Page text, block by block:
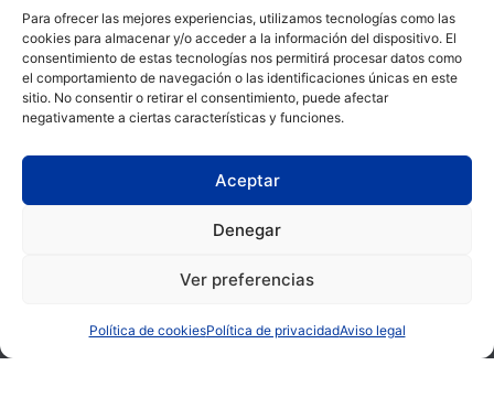
Para ofrecer las mejores experiencias, utilizamos tecnologías como las
cookies para almacenar y/o acceder a la información del dispositivo. El
consentimiento de estas tecnologías nos permitirá procesar datos como
el comportamiento de navegación o las identificaciones únicas en este
sitio. No consentir o retirar el consentimiento, puede afectar
negativamente a ciertas características y funciones.
Aceptar
Denegar
Ver preferencias
Política de cookiesPolítica de privacidadAviso legal
BALNEARI ****
Rocallaura (Lleida)
973 330 632
PLAZA HOTEL ****
Oviedo (Asturias)
985 207 880
Política de Privacidad|Aviso Legal|Política de Cookies
Condiciones de compra|Condiciones de uso de instalaciones